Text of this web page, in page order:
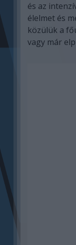
és az
élelmet és
közülük a
vagy már